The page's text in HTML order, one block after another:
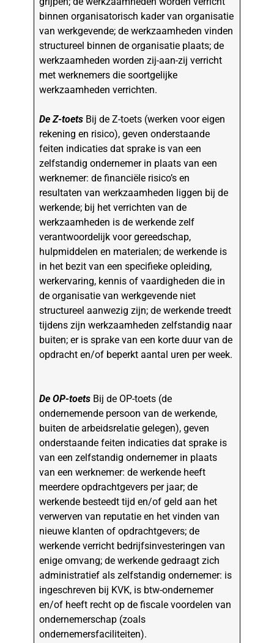
binnen organisatorisch kader van organisatie
van werkgevende; de werkzaamheden vinden
structureel binnen de organisatie plaats; de
werkzaamheden worden zij-aan-zij verricht
met werknemers die soortgelijke
werkzaamheden verrichten.
De Z-toets Bij de Z-toets (werken voor eigen
rekening en risico), geven onderstaande
feiten indicaties dat sprake is van een
zelfstandig ondernemer in plaats van een
werknemer: de financiële risico’s en
resultaten van werkzaamheden liggen bij de
werkende; bij het verrichten van de
werkzaamheden is de werkende zelf
verantwoordelijk voor gereedschap,
hulpmiddelen en materialen; de werkende is
in het bezit van een specifieke opleiding,
werkervaring, kennis of vaardigheden die in
de organisatie van werkgevende niet
structureel aanwezig zijn; de werkende treedt
tijdens zijn werkzaamheden zelfstandig naar
buiten; er is sprake van een korte duur van de
opdracht en/of beperkt aantal uren per week.
De OP-toets Bij de OP-toets (de
ondernemende persoon van de werkende,
buiten de arbeidsrelatie gelegen), geven
onderstaande feiten indicaties dat sprake is
van een zelfstandig ondernemer in plaats
van een werknemer: de werkende heeft
meerdere opdrachtgevers per jaar; de
werkende besteedt tijd en/of geld aan het
verwerven van reputatie en het vinden van
nieuwe klanten of opdrachtgevers; de
werkende verricht bedrijfsinvesteringen van
enige omvang; de werkende gedraagt zich
administratief als zelfstandig ondernemer: is
ingeschreven bij KVK, is btw-ondernemer
en/of heeft recht op de fiscale voordelen van
ondernemerschap (zoals
ondernemersfaciliteiten).